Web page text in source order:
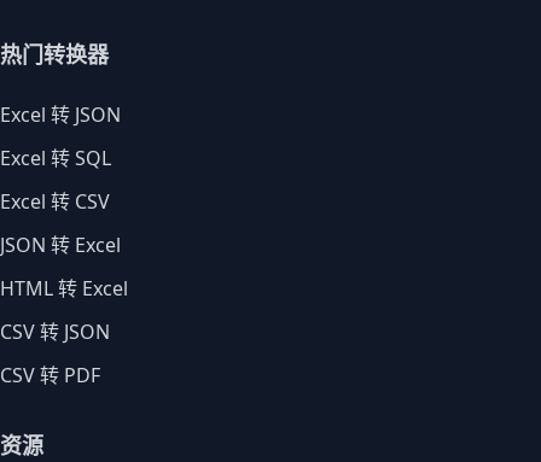
热门转换器
Excel 转 JSON
Excel 转 SQL
Excel 转 CSV
JSON 转 Excel
HTML 转 Excel
CSV 转 JSON
CSV 转 PDF
资源